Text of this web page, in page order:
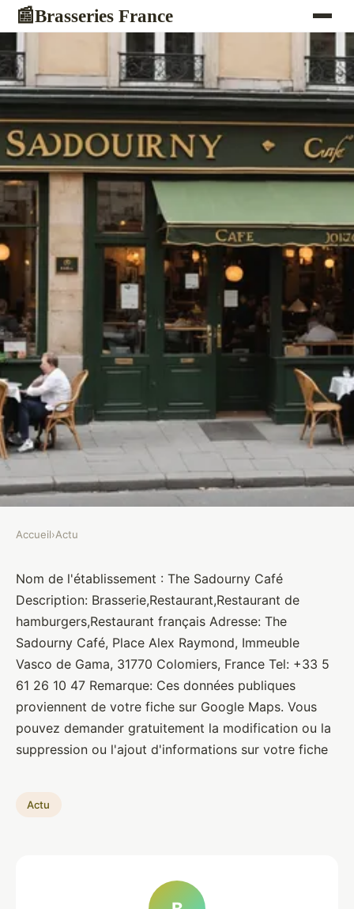
📰Brasseries France
The Sadourny Café
Brasseurs•10 janvier 2022 •1 min de lecture
Accueil›Actu
Nom de l'établissement : The Sadourny Café
Description: Brasserie,Restaurant,Restaurant de
hamburgers,Restaurant français Adresse: The
Sadourny Café, Place Alex Raymond, Immeuble
Vasco de Gama, 31770 Colomiers, France Tel: +33 5
61 26 10 47 Remarque: Ces données publiques
proviennent de votre fiche sur Google Maps. Vous
pouvez demander gratuitement la modification ou la
suppression ou l'ajout d'informations sur votre fiche
Actu